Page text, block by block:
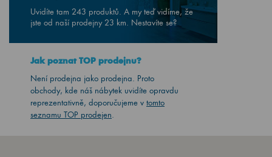
Uvidíte tam 243 produktů. A my teď vidíme, že
jste od naší prodejny 23 km. Nestavíte se?
Jak poznat TOP prodejnu?
Není prodejna jako prodejna. Proto
obchody, kde náš nábytek uvidíte opravdu
reprezentativně, doporučujeme v tomto
seznamu TOP prodejen